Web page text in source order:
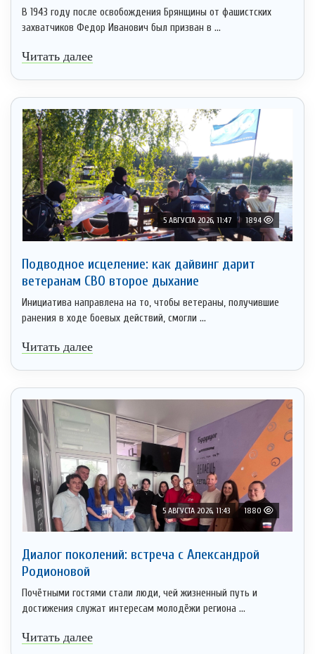
В 1943 году после освобождения Брянщины от фашистских
захватчиков Федор Иванович был призван в ...
Читать далее
5 АВГУСТА 2026, 11:47 1894
Подводное исцеление: как дайвинг дарит
ветеранам СВО второе дыхание
Инициатива направлена на то, чтобы ветераны, получившие
ранения в ходе боевых действий, смогли ...
Читать далее
5 АВГУСТА 2026, 11:43 1880
Диалог поколений: встреча с Александрой
Родионовой
Почётными гостями стали люди, чей жизненный путь и
достижения служат интересам молодёжи региона ...
Читать далее